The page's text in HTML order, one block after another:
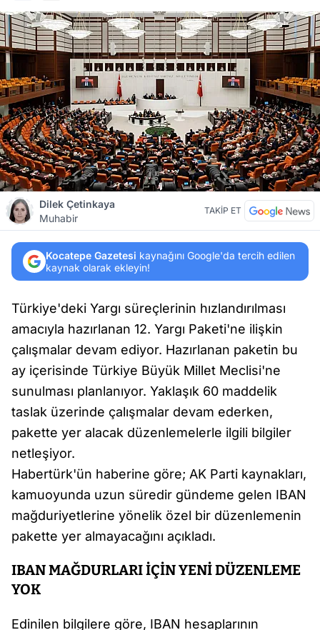
Dilek Çetinkaya
Muhabir
TAKİP ET
Kocatepe Gazetesi kaynağını Google'da tercih edilen
kaynak olarak ekleyin!
Türkiye'deki Yargı süreçlerinin hızlandırılması
amacıyla hazırlanan 12. Yargı Paketi'ne ilişkin
çalışmalar devam ediyor. Hazırlanan paketin bu
ay içerisinde Türkiye Büyük Millet Meclisi'ne
sunulması planlanıyor. Yaklaşık 60 maddelik
taslak üzerinde çalışmalar devam ederken,
pakette yer alacak düzenlemelerle ilgili bilgiler
netleşiyor.
Habertürk'ün haberine göre; AK Parti kaynakları,
kamuoyunda uzun süredir gündeme gelen IBAN
mağduriyetlerine yönelik özel bir düzenlemenin
pakette yer almayacağını açıkladı.
IBAN MAĞDURLARI İÇİN YENİ DÜZENLEME
YOK
Edinilen bilgilere göre, IBAN hesaplarının